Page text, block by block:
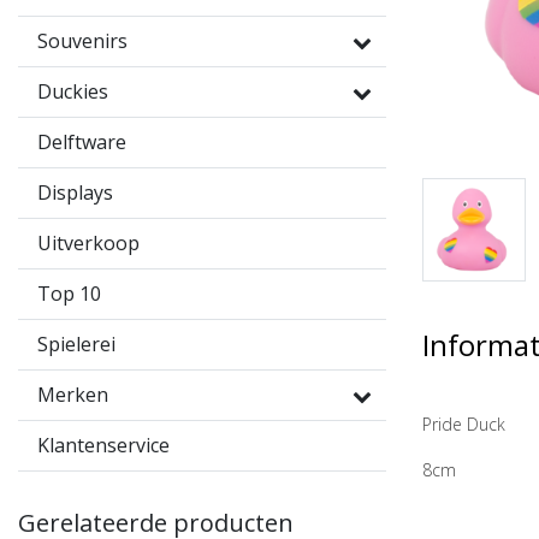
Souvenirs
Duckies
Delftware
Displays
Uitverkoop
Top 10
Spielerei
Merken
Klantenservice
Gerelateerde producten
Pride Duck
8cm